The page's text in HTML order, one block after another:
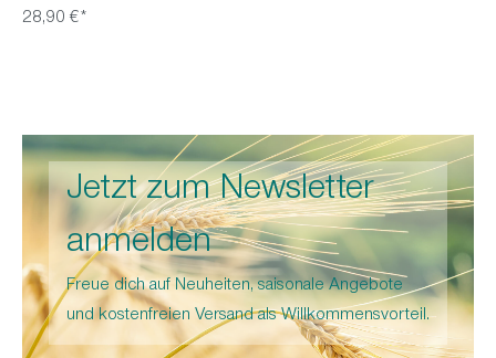
28,90 €*
Jetzt zum Newsletter
anmelden
Freue dich auf Neuheiten, saisonale Angebote
und kostenfreien Versand als Willkommensvorteil.